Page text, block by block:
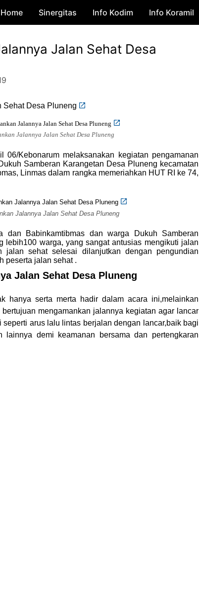
Skip to main content
Home Sinergitas Info Kodim Info Koramil
Jalan Sehat Desa
Sehat Desa Pluneng
Jalannya Jalan Sehat Desa Pluneng
06/Kebonarum melaksanakan kegiatan pengamanan
Samberan Karangetan Desa Pluneng kecamatan
Linmas dalam rangka memeriahkan HUT RI ke 74,
Jalannya Jalan Sehat Desa Pluneng
Babinkamtibmas dan warga Dukuh Samberan
lebih100 warga, yang sangat antusias mengikuti jalan
jalan sehat selesai dilanjutkan dengan pengundian
peserta jalan sehat .
Jalan Sehat Desa Pluneng
hanya serta merta hadir dalam acara ini,melainkan
mengamankan jalannya kegiatan agar lancar
arus lalu lintas berjalan dengan lancar,baik bagi
lainnya demi keamanan bersama dan pertengkaran